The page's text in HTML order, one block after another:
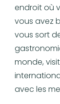
endroit où
vous avez
vous sort
monde,
avec les